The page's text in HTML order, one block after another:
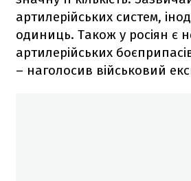
артилерійських систем,
одиниць. Також у росіян є
артилерійських
– наголосив військовий